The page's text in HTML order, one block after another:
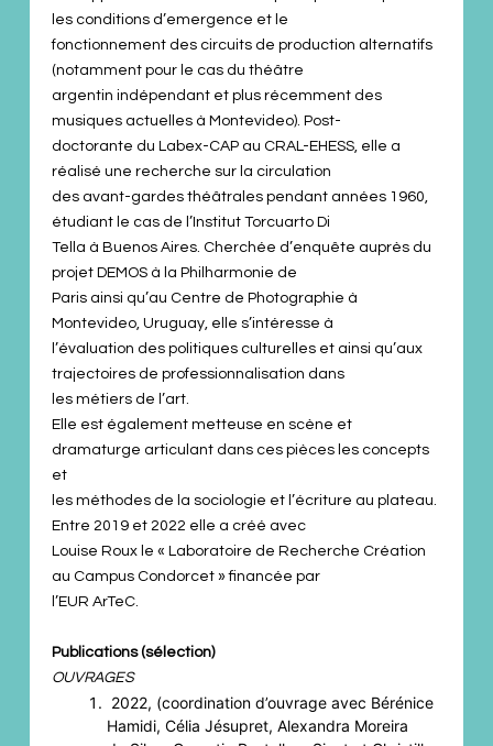
les conditions d’emergence et le
fonctionnement des circuits de production alternatifs
(notamment pour le cas du théâtre
argentin indépendant et plus récemment des
musiques actuelles à Montevideo). Post-
doctorante du Labex-CAP au CRAL-EHESS, elle a
réalisé une recherche sur la circulation
des avant-gardes théâtrales pendant années 1960,
étudiant le cas de l’Institut Torcuarto Di
Tella à Buenos Aires. Cherchée d’enquête auprès du
projet DEMOS à la Philharmonie de
Paris ainsi qu’au Centre de Photographie à
Montevideo, Uruguay, elle s’intéresse à
l’évaluation des politiques culturelles et ainsi qu’aux
trajectoires de professionnalisation dans
les métiers de l’art.
Elle est également metteuse en scène et
dramaturge articulant dans ces pièces les concepts
et
les méthodes de la sociologie et l’écriture au plateau.
Entre 2019 et 2022 elle a créé avec
Louise Roux le « Laboratoire de Recherche Création
au Campus Condorcet » financée par
l’EUR ArTeC.
Publications (sélection)
OUVRAGES
2022, (coordination d’ouvrage avec Bérénice
Hamidi, Célia Jésupret, Alexandra Moreira